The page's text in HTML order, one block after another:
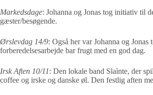
Markedsdage: Johanna og Jonas tog initiativ til
gæster/besøgende.
Ørslevdag 14/9: Også her var Johanna og
forberedelsesarbejde bar frugt med en god dag.
Irsk Aften 10/11: Den lokale band Slaìnte, der
coffee og irske og danske øl. Den festlig aften